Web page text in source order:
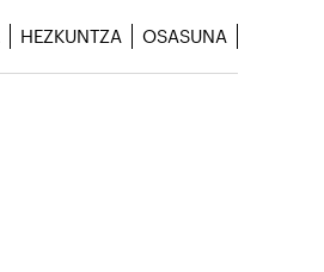
HEZKUNTZA OSASUNA